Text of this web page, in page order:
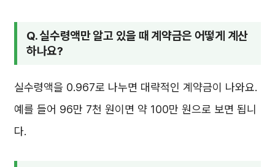
Q. 실수령액만 알고 있을 때 계약금은 어떻게 계산
하나요?
실수령액을 0.967로 나누면 대략적인 계약금이 나와요.
예를 들어 96만 7천 원이면 약 100만 원으로 보면 됩니
다.